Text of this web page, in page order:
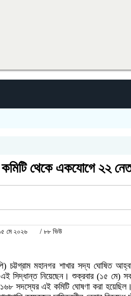
থেকে একযোগে ২২
মে ২০২৬ / ৮৮ ভিউ
চট্টগ্রাম মহানগর শাখার সদ্য ঘোষিত
এই সিদ্ধান্ত নিয়েছেন। শুক্রবার (১৫ মে)
সদস্যের এই কমিটি ঘোষণা করা